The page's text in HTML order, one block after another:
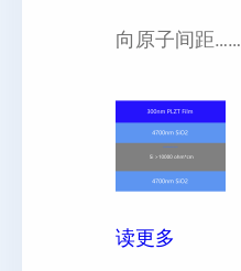
定
超
薄
硅
向原子间距……
读更多